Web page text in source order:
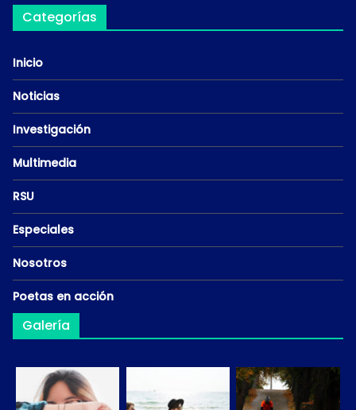
Categorías
Inicio
Noticias
Investigación
Multimedia
RSU
Especiales
Nosotros
Poetas en acción
Galería